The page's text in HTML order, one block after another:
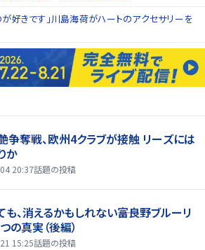
が好きです」川島海荷がハートのアクセサリーを
争奪戦、欧州4クラブが接触 リーズには
か
20:37話題の投稿
、消えるかもしれない――富良野ブルーリ
の真実（後編）
15:25話題の投稿